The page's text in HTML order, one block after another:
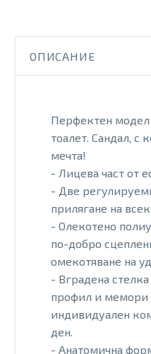
ОПИСАНИЕ
Перфектен модел
тоалет. Сандал, с
мечта!
- Лицева част от
- Две
прилягане на
- Олекотено
по-добро
омекотяване на
- Вградена
профил и мемори
индивидуален
ден.
- Анатомична